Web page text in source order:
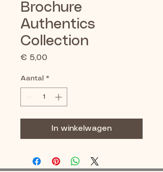
Brochure
Authentics
Collection
€ 5,00
Aantal *
In winkelwagen